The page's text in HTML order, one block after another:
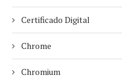
Certificado Digital
Chrome
Chromium